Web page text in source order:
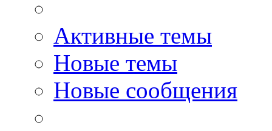
Активные темы
Новые темы
Новые сообщения